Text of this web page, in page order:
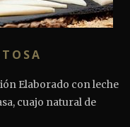
Elaborado con leche
cuajo natural de